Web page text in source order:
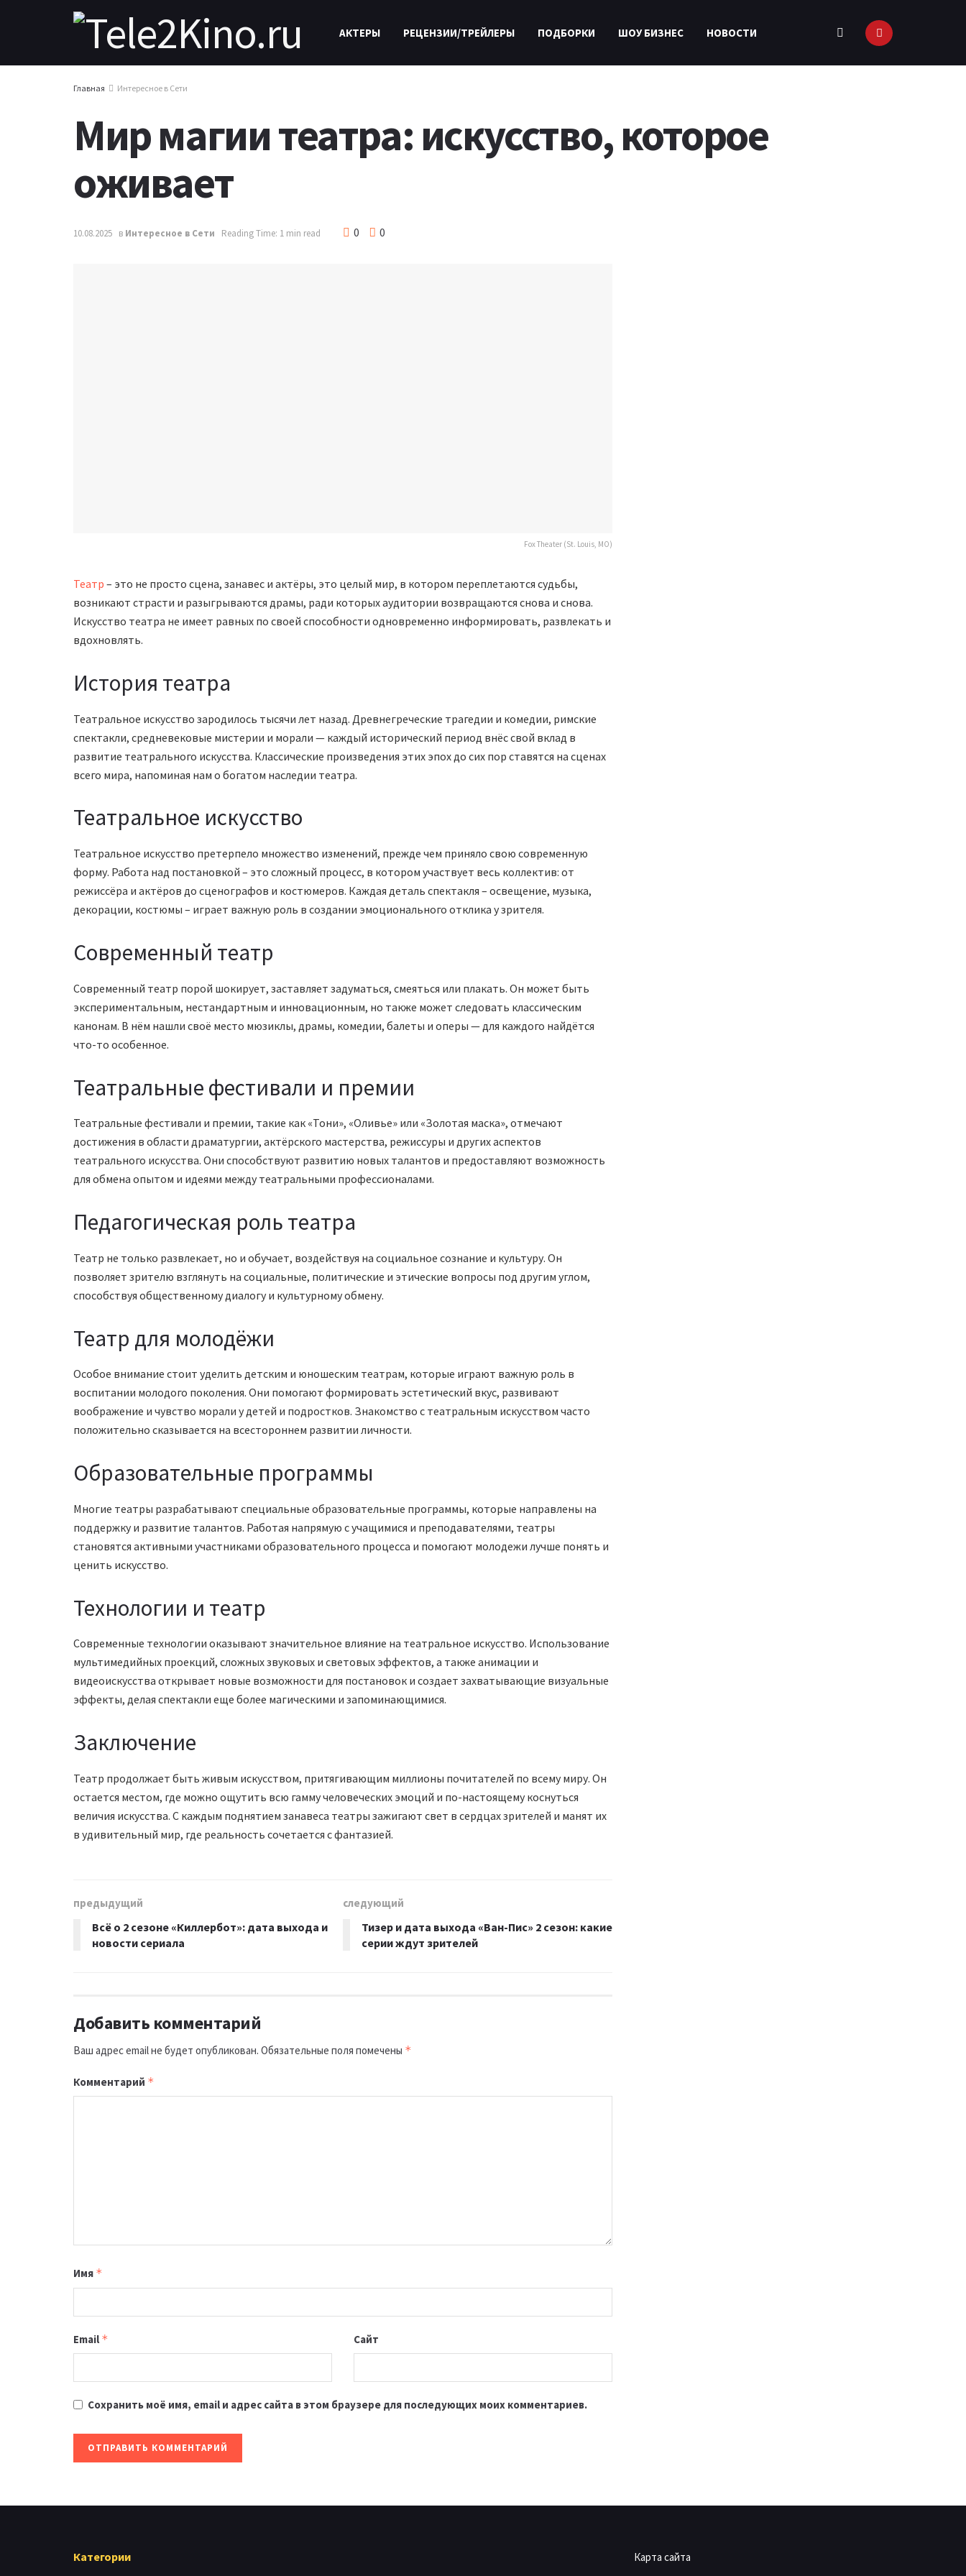
АКТЕРЫ РЕЦЕНЗИИ/ТРЕЙЛЕРЫ ПОДБОРКИ ШОУ БИЗНЕС НОВОСТИ
Главная Интересное в Сети
Мир магии театра: искусство, которое
оживает
10.08.2025 в Интересное в Сети Reading Time: 1 min read 0 0
Fox Theater (St. Louis, MO)
Театр – это не просто сцена, занавес и актёры, это целый мир, в котором переплетаются судьбы,
возникают страсти и разыгрываются драмы, ради которых аудитории возвращаются снова и снова.
Искусство театра не имеет равных по своей способности одновременно информировать, развлекать и
вдохновлять.
История театра
Театральное искусство зародилось тысячи лет назад. Древнегреческие трагедии и комедии, римские
спектакли, средневековые мистерии и морали — каждый исторический период внёс свой вклад в
развитие театрального искусства. Классические произведения этих эпох до сих пор ставятся на сценах
всего мира, напоминая нам о богатом наследии театра.
Театральное искусство
Театральное искусство претерпело множество изменений, прежде чем приняло свою современную
форму. Работа над постановкой – это сложный процесс, в котором участвует весь коллектив: от
режиссёра и актёров до сценографов и костюмеров. Каждая деталь спектакля – освещение, музыка,
декорации, костюмы – играет важную роль в создании эмоционального отклика у зрителя.
Современный театр
Современный театр порой шокирует, заставляет задуматься, смеяться или плакать. Он может быть
экспериментальным, нестандартным и инновационным, но также может следовать классическим
канонам. В нём нашли своё место мюзиклы, драмы, комедии, балеты и оперы — для каждого найдётся
что-то особенное.
Театральные фестивали и премии
Театральные фестивали и премии, такие как «Тони», «Оливье» или «Золотая маска», отмечают
достижения в области драматургии, актёрского мастерства, режиссуры и других аспектов
театрального искусства. Они способствуют развитию новых талантов и предоставляют возможность
для обмена опытом и идеями между театральными профессионалами.
Педагогическая роль театра
Театр не только развлекает, но и обучает, воздействуя на социальное сознание и культуру. Он
позволяет зрителю взглянуть на социальные, политические и этические вопросы под другим углом,
способствуя общественному диалогу и культурному обмену.
Театр для молодёжи
Особое внимание стоит уделить детским и юношеским театрам, которые играют важную роль в
воспитании молодого поколения. Они помогают формировать эстетический вкус, развивают
воображение и чувство морали у детей и подростков. Знакомство с театральным искусством часто
положительно сказывается на всестороннем развитии личности.
Образовательные программы
Многие театры разрабатывают специальные образовательные программы, которые направлены на
поддержку и развитие талантов. Работая напрямую с учащимися и преподавателями, театры
становятся активными участниками образовательного процесса и помогают молодежи лучше понять и
ценить искусство.
Технологии и театр
Современные технологии оказывают значительное влияние на театральное искусство. Использование
мультимедийных проекций, сложных звуковых и световых эффектов, а также анимации и
видеоискусства открывает новые возможности для постановок и создает захватывающие визуальные
эффекты, делая спектакли еще более магическими и запоминающимися.
Заключение
Театр продолжает быть живым искусством, притягивающим миллионы почитателей по всему миру. Он
остается местом, где можно ощутить всю гамму человеческих эмоций и по-настоящему коснуться
величия искусства. С каждым поднятием занавеса театры зажигают свет в сердцах зрителей и манят их
в удивительный мир, где реальность сочетается с фантазией.
предыдущий
Всё о 2 сезоне «Киллербот»: дата выхода и
новости сериала
следующий
Тизер и дата выхода «Ван-Пис» 2 сезон: какие
серии ждут зрителей
Добавить комментарий
Ваш адрес email не будет опубликован. Обязательные поля помечены *
Комментарий *
Имя *
Email * Сайт
Сохранить моё имя, email и адрес сайта в этом браузере для последующих моих комментариев.
Категории Карта сайта